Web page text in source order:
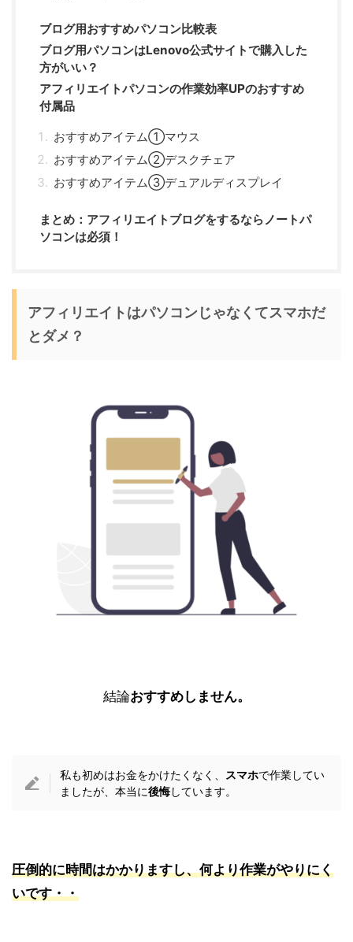
ブログ用おすすめパソコン比較表
ブログ用パソコンはLenovo公式サイトで購入した
方がいい？
アフィリエイトパソコンの作業効率UPのおすすめ
付属品
おすすめアイテム①マウス
おすすめアイテム②デスクチェア
おすすめアイテム③デュアルディスプレイ
まとめ：アフィリエイトブログをするならノートパ
ソコンは必須！
アフィリエイトはパソコンじゃなくてスマホだ
とダメ？
結論おすすめしません。
私も初めはお金をかけたくなく、 スマホで作業してい
ましたが、本当に後悔しています。
圧倒的に時間はかかりますし、何より作業がやりにく
いです・・